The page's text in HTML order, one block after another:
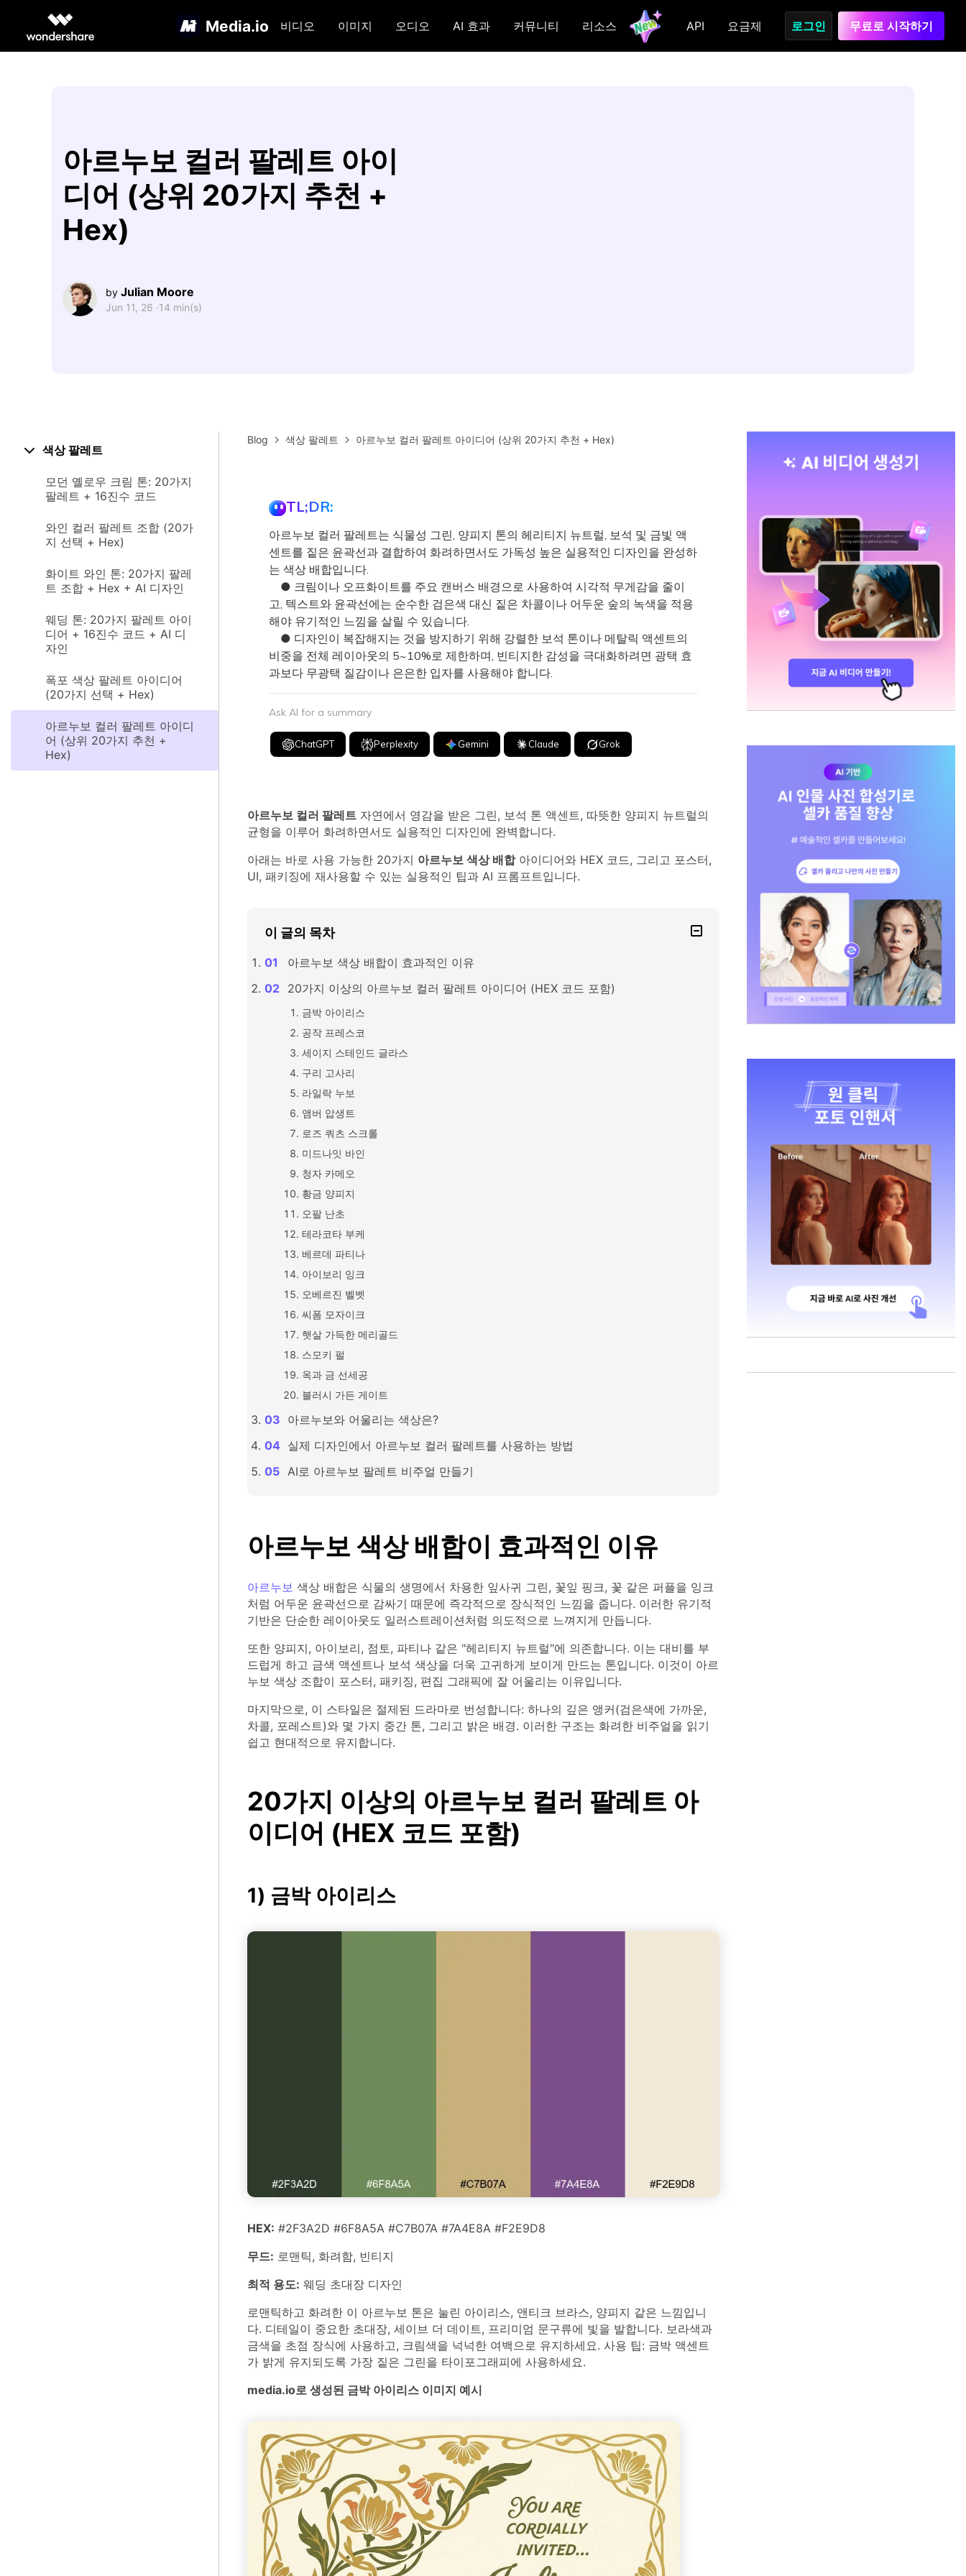
Media.io 비디오 이미지 오디오 AI 효과 커뮤니티 리소스 API 요금제 로그인 무료로 시작하기
아르누보 컬러 팔레트 아이
디어 (상위 20가지 추천 +
Hex)
by Julian Moore
Jun 11, 26 ·14 min(s)
색상 팔레트
모던 옐로우 크림 톤: 20가지
팔레트 + 16진수 코드
와인 컬러 팔레트 조합 (20가
지 선택 + Hex)
화이트 와인 톤: 20가지 팔레
트 조합 + Hex + AI 디자인
웨딩 톤: 20가지 팔레트 아이
디어 + 16진수 코드 + AI 디
자인
폭포 색상 팔레트 아이디어
(20가지 선택 + Hex)
아르누보 컬러 팔레트 아이디
어 (상위 20가지 추천 +
Hex)
Blog 색상 팔레트 아르누보 컬러 팔레트 아이디어 (상위 20가지 추천 + Hex)
TL;DR:
아르누보 컬러 팔레트는 식물성 그린, 양피지 톤의 헤리티지 뉴트럴, 보석 및 금빛 액
센트를 짙은 윤곽선과 결합하여 화려하면서도 가독성 높은 실용적인 디자인을 완성하
는 색상 배합입니다.
● 크림이나 오프화이트를 주요 캔버스 배경으로 사용하여 시각적 무게감을 줄이
고, 텍스트와 윤곽선에는 순수한 검은색 대신 짙은 차콜이나 어두운 숲의 녹색을 적용
해야 유기적인 느낌을 살릴 수 있습니다.
● 디자인이 복잡해지는 것을 방지하기 위해 강렬한 보석 톤이나 메탈릭 액센트의
비중을 전체 레이아웃의 5~10%로 제한하며, 빈티지한 감성을 극대화하려면 광택 효
과보다 무광택 질감이나 은은한 입자를 사용해야 합니다.
Ask AI for a summary
ChatGPT Perplexity Gemini Claude Grok
아르누보 컬러 팔레트자연에서 영감을 받은 그린, 보석 톤 액센트, 따뜻한 양피지 뉴트럴의
균형을 이루어 화려하면서도 실용적인 디자인에 완벽합니다.
아래는 바로 사용 가능한 20가지 아르누보 색상 배합아이디어와 HEX 코드, 그리고 포스터,
UI, 패키징에 재사용할 수 있는 실용적인 팁과 AI 프롬프트입니다.
이 글의 목차
아르누보 색상 배합이 효과적인 이유
20가지 이상의 아르누보 컬러 팔레트 아이디어 (HEX 코드 포함)
금박 아이리스
공작 프레스코
세이지 스테인드 글라스
구리 고사리
라일락 누보
앰버 압생트
로즈 쿼츠 스크롤
미드나잇 바인
청자 카메오
황금 양피지
오팔 난초
테라코타 부케
베르데 파티나
아이보리 잉크
오베르진 벨벳
씨폼 모자이크
햇살 가득한 메리골드
스모키 펄
옥과 금 선세공
블러시 가든 게이트
아르누보와 어울리는 색상은?
실제 디자인에서 아르누보 컬러 팔레트를 사용하는 방법
AI로 아르누보 팔레트 비주얼 만들기
아르누보 색상 배합이 효과적인 이유
아르누보 색상 배합은 식물의 생명에서 차용한 잎사귀 그린, 꽃잎 핑크, 꽃 같은 퍼플을 잉크
처럼 어두운 윤곽선으로 감싸기 때문에 즉각적으로 장식적인 느낌을 줍니다. 이러한 유기적
기반은 단순한 레이아웃도 일러스트레이션처럼 의도적으로 느껴지게 만듭니다.
또한 양피지, 아이보리, 점토, 파티나 같은 "헤리티지 뉴트럴"에 의존합니다. 이는 대비를 부
드럽게 하고 금색 액센트나 보석 색상을 더욱 고귀하게 보이게 만드는 톤입니다. 이것이 아르
누보 색상 조합이 포스터, 패키징, 편집 그래픽에 잘 어울리는 이유입니다.
마지막으로, 이 스타일은 절제된 드라마로 번성합니다: 하나의 깊은 앵커(검은색에 가까운,
차콜, 포레스트)와 몇 가지 중간 톤, 그리고 밝은 배경. 이러한 구조는 화려한 비주얼을 읽기
쉽고 현대적으로 유지합니다.
20가지 이상의 아르누보 컬러 팔레트 아
이디어 (HEX 코드 포함)
1) 금박 아이리스
HEX: #2F3A2D #6F8A5A #C7B07A #7A4E8A #F2E9D8
무드: 로맨틱, 화려함, 빈티지
최적 용도: 웨딩 초대장 디자인
로맨틱하고 화려한 이 아르누보 톤은 눌린 아이리스, 앤티크 브라스, 양피지 같은 느낌입니
다. 디테일이 중요한 초대장, 세이브 더 데이트, 프리미엄 문구류에 빛을 발합니다. 보라색과
금색을 초점 장식에 사용하고, 크림색을 넉넉한 여백으로 유지하세요. 사용 팁: 금박 액센트
가 밝게 유지되도록 가장 짙은 그린을 타이포그래피에 사용하세요.
media.io로 생성된 금박 아이리스 이미지 예시